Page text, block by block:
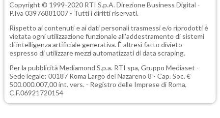
Copyright © 1999-2020 RTI S.p.A. Direzione Business Digital -
P.Iva 03976881007 - Tutti i diritti riservati.
Rispetto ai contenuti e ai dati personali trasmessi e/o riprodotti è
vietata ogni utilizzazione funzionale all'addestramento di sistemi
di intelligenza artificiale generativa. È altresì fatto divieto
espresso di utilizzare mezzi automatizzati di data scraping.
Per la pubblicità Mediamond S.p.a. RTI spa, Gruppo Mediaset -
Sede legale: 00187 Roma Largo del Nazareno 8 - Cap. Soc. €
500.000.007,00 int. vers. - Registro delle Imprese di Roma,
C.F.06921720154